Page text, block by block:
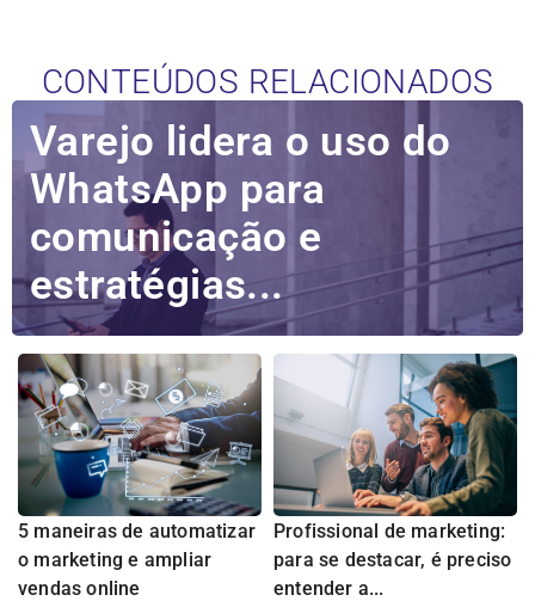
CONTEÚDOS RELACIONADOS
Varejo lidera o uso do
WhatsApp para
comunicação e
estratégias...
5 maneiras de automatizar
o marketing e ampliar
vendas online
Profissional de marketing:
para se destacar, é preciso
entender a...